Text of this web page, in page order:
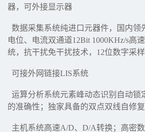
器，可外接显示器
数据采集系统纯进口元器件，国内领
电位、电流双通道12Bit 1000KHz/s高
统，抗干扰免干扰技术，12位数字采样
可接外网链接LIS系统
运算分析系统元素峰动态识别自动锁
的准确性；独家具备的双点双线自修
主机系统高速A/D、D/A转换；高密